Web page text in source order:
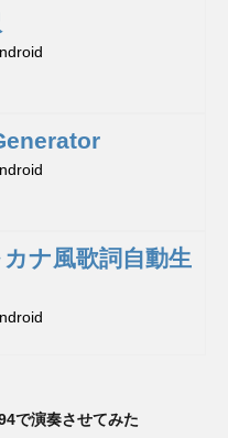
ナ風歌詞自動生
で演奏させてみた